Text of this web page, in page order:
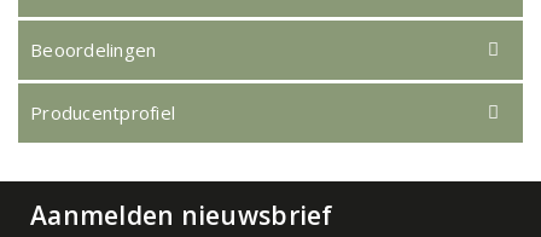
Beoordelingen
Producentprofiel
Aanmelden nieuwsbrief